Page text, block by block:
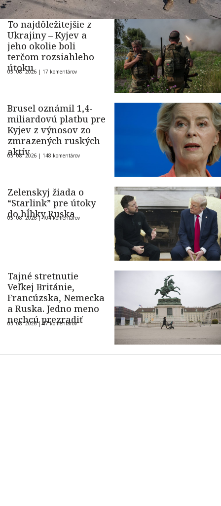
To najdôležitejšie z
Ukrajiny – Kyjev a
jeho okolie boli
terčom rozsiahleho
útoku
05. 08. 2026 | 17 komentárov
Brusel oznámil 1,4-
miliardovú platbu pre
Kyjev z výnosov zo
zmrazených ruských
aktív
05. 08. 2026 | 148 komentárov
Zelenskyj žiada o
“Starlink” pre útoky
do hĺbky Ruska
05. 08. 2026 |104 komentárov
Tajné stretnutie
Veľkej Británie,
Francúzska, Nemecka
a Ruska. Jedno meno
nechcú prezradiť
05. 08. 2026 |47 komentárov